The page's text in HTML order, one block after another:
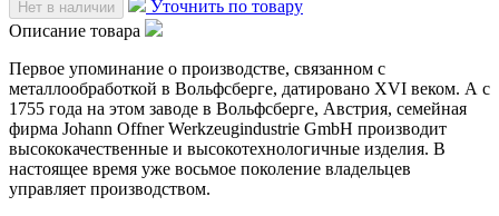
Нет в наличии
Уточнить по товару
Описание товара
Первое упоминание о производстве, связанном с
металлообработкой в Вольфсберге, датировано XVI веком. А с
1755 года на этом заводе в Вольфсберге, Австрия, семейная
фирма Johann Offner Werkzeugindustrie GmbH производит
высококачественные и высокотехнологичные изделия. В
настоящее время уже восьмое поколение владельцев
управляет производством.